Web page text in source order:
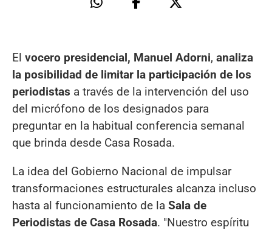
El vocero presidencial, Manuel Adorni, analiza
la posibilidad de limitar la participación de los
periodistas a través de la intervención del uso
del micrófono de los designados para
preguntar en la habitual conferencia semanal
que brinda desde Casa Rosada.
La idea del Gobierno Nacional de impulsar
transformaciones estructurales alcanza incluso
hasta al funcionamiento de la Sala de
Periodistas de Casa Rosada. "Nuestro espíritu